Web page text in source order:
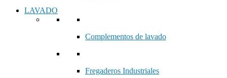
LAVADO
Complementos de lavado
Fregaderos Industriales